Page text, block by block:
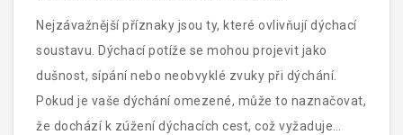
Kardiovaskulární příznaky zahrnují bušení srdce a
nepravidelný tep.
Nejzávažnější příznaky jsou ty, které ovlivňují dýchací
soustavu. Dýchací potíže se mohou projevit jako
dušnost, sípání nebo neobvyklé zvuky při dýchání.
Pokud je vaše dýchání omezené, může to naznačovat,
že dochází k zúžení dýchacích cest, což vyžaduje